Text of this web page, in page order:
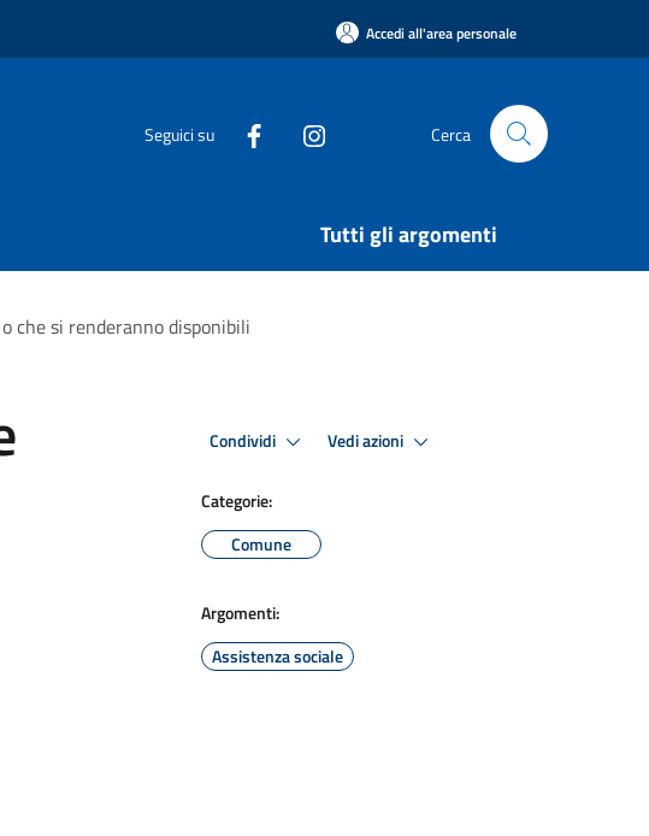
Accedi all'area personale
Seguici su Cerca
Tutti gli argomenti
che si renderanno disponibili
Condividi Vedi azioni
Categorie:
Comune
Argomenti:
Assistenza sociale